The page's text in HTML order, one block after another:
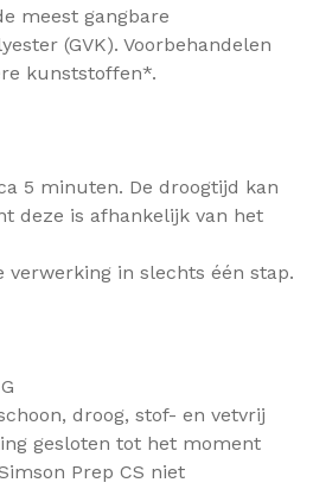
meest gangbare
(GVK). Voorbehandelen
kunststoffen*.
5 minuten. De droogtijd kan
deze is afhankelijk van het
verwerking in slechts één stap.
droog, stof- en vetvrij
gesloten tot het moment
Prep CS niet